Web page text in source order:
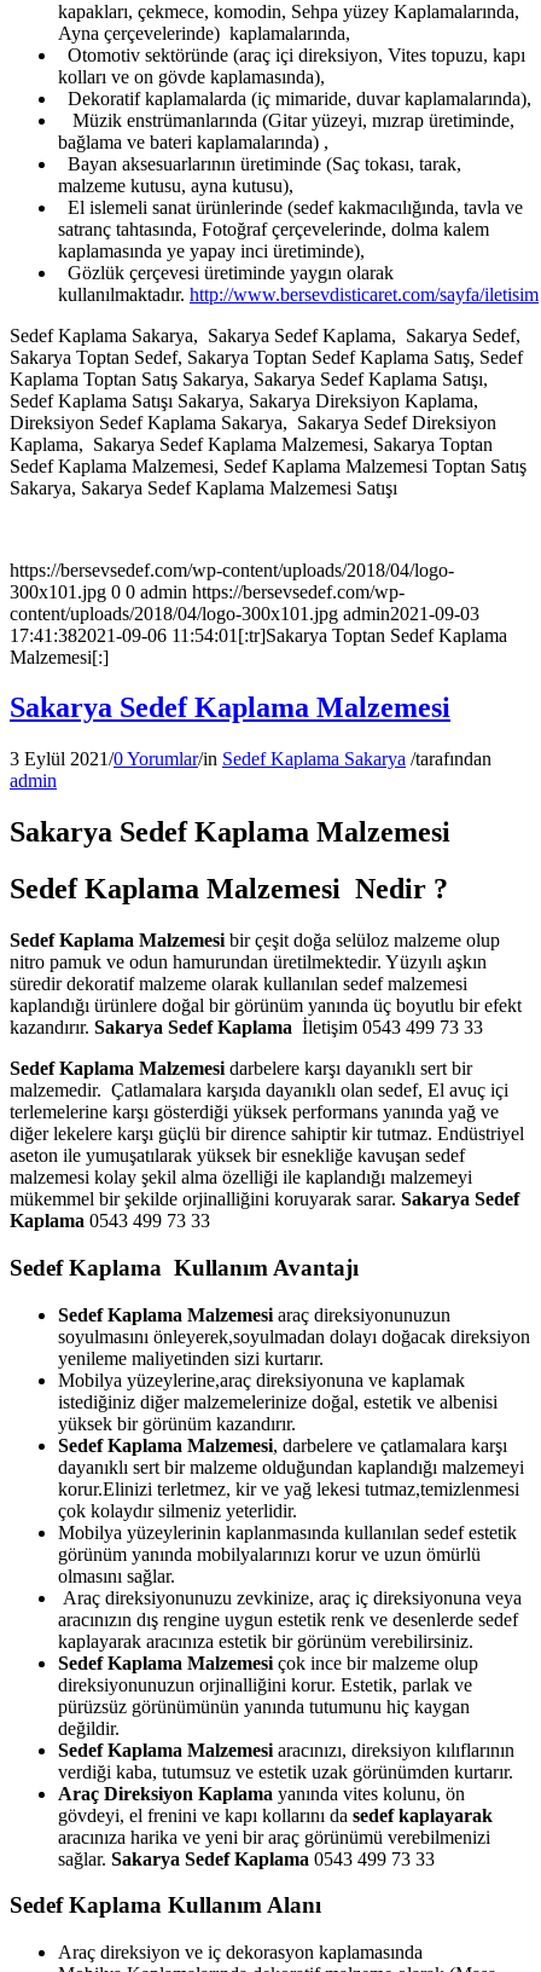
kapakları, çekmece, komodin, Sehpa yüzey Kaplamalarında,
Ayna çerçevelerinde) kaplamalarında,
Otomotiv sektöründe (araç içi direksiyon, Vites topuzu, kapı
kolları ve on gövde kaplamasında),
Dekoratif kaplamalarda (iç mimaride, duvar kaplamalarında),
Müzik enstrümanlarında (Gitar yüzeyi, mızrap üretiminde,
bağlama ve bateri kaplamalarında) ,
Bayan aksesuarlarının üretiminde (Saç tokası, tarak,
malzeme kutusu, ayna kutusu),
El islemeli sanat ürünlerinde (sedef kakmacılığında, tavla ve
satranç tahtasında, Fotoğraf çerçevelerinde, dolma kalem
kaplamasında ye yapay inci üretiminde),
Gözlük çerçevesi üretiminde yaygın olarak
kullanılmaktadır. http://www.bersevdisticaret.com/sayfa/iletisim
Sedef Kaplama Sakarya, Sakarya Sedef Kaplama, Sakarya Sedef,
Sakarya Toptan Sedef, Sakarya Toptan Sedef Kaplama Satış, Sedef
Kaplama Toptan Satış Sakarya, Sakarya Sedef Kaplama Satışı,
Sedef Kaplama Satışı Sakarya, Sakarya Direksiyon Kaplama,
Direksiyon Sedef Kaplama Sakarya, Sakarya Sedef Direksiyon
Kaplama, Sakarya Sedef Kaplama Malzemesi, Sakarya Toptan
Sedef Kaplama Malzemesi, Sedef Kaplama Malzemesi Toptan Satış
Sakarya, Sakarya Sedef Kaplama Malzemesi Satışı
https://bersevsedef.com/wp-content/uploads/2018/04/logo-
300x101.jpg 0 0 admin https://bersevsedef.com/wp-
content/uploads/2018/04/logo-300x101.jpg admin2021-09-03
17:41:382021-09-06 11:54:01 [:tr]Sakarya Toptan Sedef Kaplama
Malzemesi[:]
Sakarya Sedef Kaplama Malzemesi
3 Eylül 2021/0 Yorumlar/in Sedef Kaplama Sakarya /tarafından
admin
Sakarya Sedef Kaplama Malzemesi
Sedef Kaplama Malzemesi Nedir ?
Sedef Kaplama Malzemesi bir çeşit doğa selüloz malzeme olup
nitro pamuk ve odun hamurundan üretilmektedir. Yüzyılı aşkın
süredir dekoratif malzeme olarak kullanılan sedef malzemesi
kaplandığı ürünlere doğal bir görünüm yanında üç boyutlu bir efekt
kazandırır. Sakarya Sedef Kaplama İletişim 0543 499 73 33
Sedef Kaplama Malzemesi darbelere karşı dayanıklı sert bir
malzemedir. Çatlamalara karşıda dayanıklı olan sedef, El avuç içi
terlemelerine karşı gösterdiği yüksek performans yanında yağ ve
diğer lekelere karşı güçlü bir dirence sahiptir kir tutmaz. Endüstriyel
aseton ile yumuşatılarak yüksek bir esnekliğe kavuşan sedef
malzemesi kolay şekil alma özelliği ile kaplandığı malzemeyi
mükemmel bir şekilde orjinalliğini koruyarak sarar. Sakarya Sedef
Kaplama 0543 499 73 33
Sedef Kaplama Kullanım Avantajı
Sedef Kaplama Malzemesi araç direksiyonunuzun
soyulmasını önleyerek,soyulmadan dolayı doğacak direksiyon
yenileme maliyetinden sizi kurtarır.
Mobilya yüzeylerine,araç direksiyonuna ve kaplamak
istediğiniz diğer malzemelerinize doğal, estetik ve albenisi
yüksek bir görünüm kazandırır.
Sedef Kaplama Malzemesi, darbelere ve çatlamalara karşı
dayanıklı sert bir malzeme olduğundan kaplandığı malzemeyi
korur.Elinizi terletmez, kir ve yağ lekesi tutmaz,temizlenmesi
çok kolaydır silmeniz yeterlidir.
Mobilya yüzeylerinin kaplanmasında kullanılan sedef estetik
görünüm yanında mobilyalarınızı korur ve uzun ömürlü
olmasını sağlar.
Araç direksiyonunuzu zevkinize, araç iç direksiyonuna veya
aracınızın dış rengine uygun estetik renk ve desenlerde sedef
kaplayarak aracınıza estetik bir görünüm verebilirsiniz.
Sedef Kaplama Malzemesi çok ince bir malzeme olup
direksiyonunuzun orjinalliğini korur. Estetik, parlak ve
pürüzsüz görünümünün yanında tutumunu hiç kaygan
değildir.
Sedef Kaplama Malzemesi aracınızı, direksiyon kılıflarının
verdiği kaba, tutumsuz ve estetik uzak görünümden kurtarır.
Araç Direksiyon Kaplama yanında vites kolunu, ön
gövdeyi, el frenini ve kapı kollarını da sedef kaplayarak
aracınıza harika ve yeni bir araç görünümü verebilmenizi
sağlar. Sakarya Sedef Kaplama 0543 499 73 33
Sedef Kaplama Kullanım Alanı
Araç direksiyon ve iç dekorasyon kaplamasında